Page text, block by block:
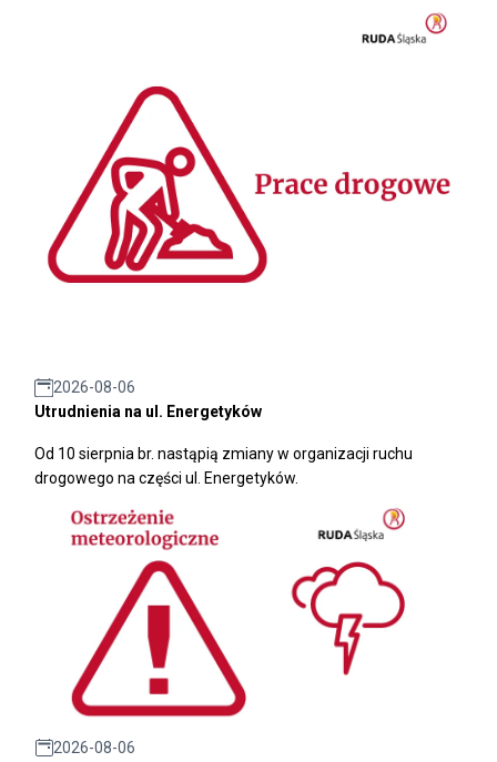
2026-08-06
Utrudnienia na ul. Energetyków
Od 10 sierpnia br. nastąpią zmiany w organizacji ruchu
drogowego na części ul. Energetyków.
2026-08-06